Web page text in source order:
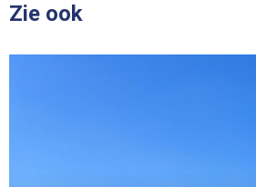
Zie ook